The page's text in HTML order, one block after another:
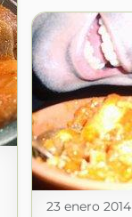
23 enero 2014